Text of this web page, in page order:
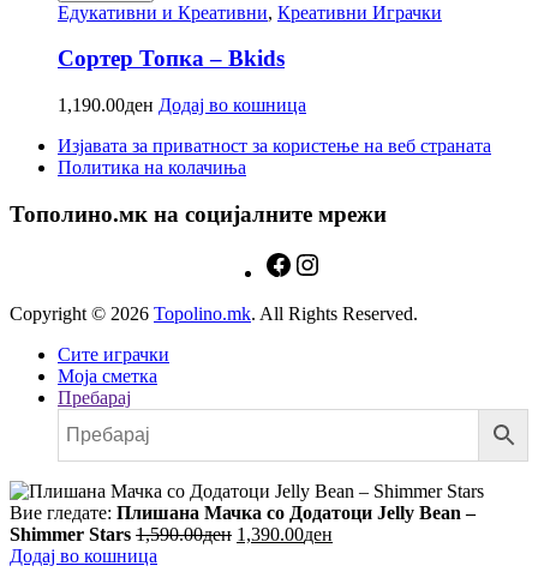
Едукативни и Креативни, Креативни Играчки
Сортер Топка – Bkids
1,190.00ден Додај во кошница
Изјавата за приватност за користење на веб страната
Политика на колачиња
Тополино.мк на социјалните мрежи
Copyright © 2026 Topolino.mk. All Rights Reserved.
Сите играчки
Моја сметка
Пребарај
Вие гледате: Плишана Mачка со Додатоци Jelly Bean –
Shimmer Stars 1,590.00ден 1,390.00ден
Додај во кошница